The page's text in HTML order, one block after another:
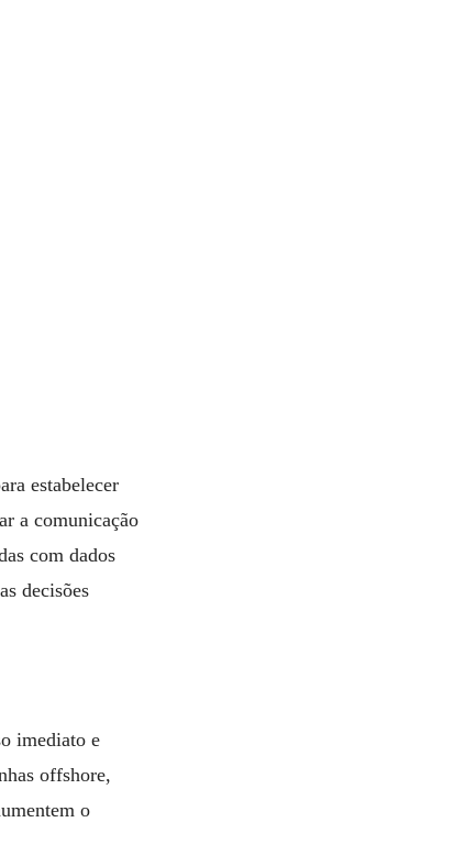
estabelecer
a comunicação
com dados
decisões
imediato e
offshore,
o